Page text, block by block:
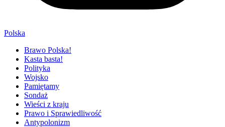
Polska
Brawo Polska!
Kasta basta!
Polityka
Wojsko
Pamiętamy
Sondaż
Wieści z kraju
Prawo i Sprawiedliwość
Antypolonizm